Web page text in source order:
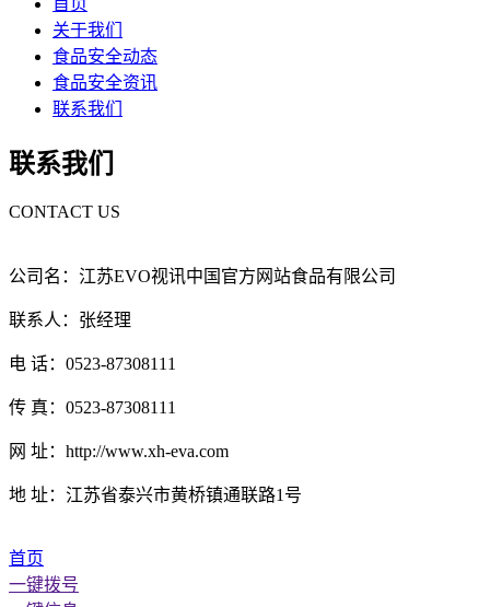
首页
关于我们
食品安全动态
食品安全资讯
联系我们
联系我们
CONTACT US
公司名：江苏EVO视讯中国官方网站食品有限公司
联系人：张经理
电 话：0523-87308111
传 真：0523-87308111
网 址：http://www.xh-eva.com
地 址：江苏省泰兴市黄桥镇通联路1号
首页
一键拨号